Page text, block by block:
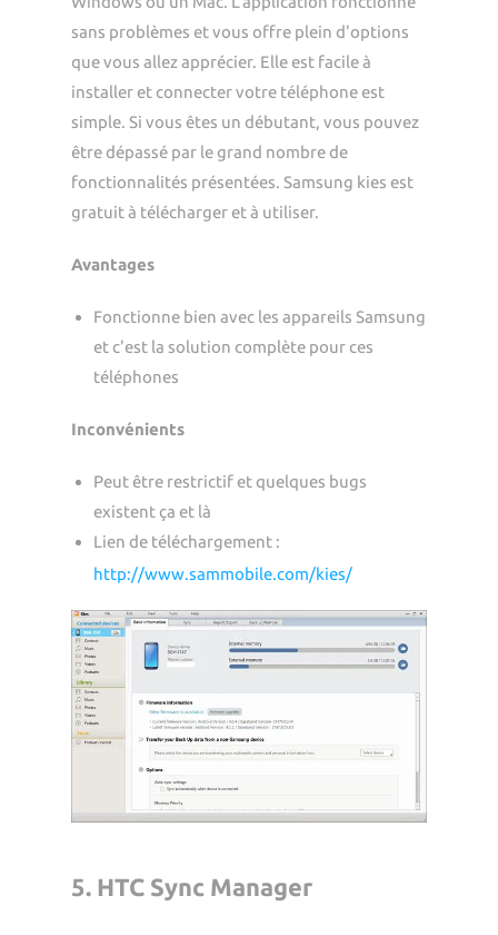
sans problèmes et vous offre plein d'options
que vous allez apprécier. Elle est facile à
installer et connecter votre téléphone est
simple. Si vous êtes un débutant, vous pouvez
être dépassé par le grand nombre de
fonctionnalités présentées. Samsung kies est
gratuit à télécharger et à utiliser.
Avantages
Fonctionne bien avec les appareils Samsung
et c'est la solution complète pour ces
téléphones
Inconvénients
Peut être restrictif et quelques bugs
existent ça et là
Lien de téléchargement :
http://www.sammobile.com/kies/
5. HTC Sync Manager